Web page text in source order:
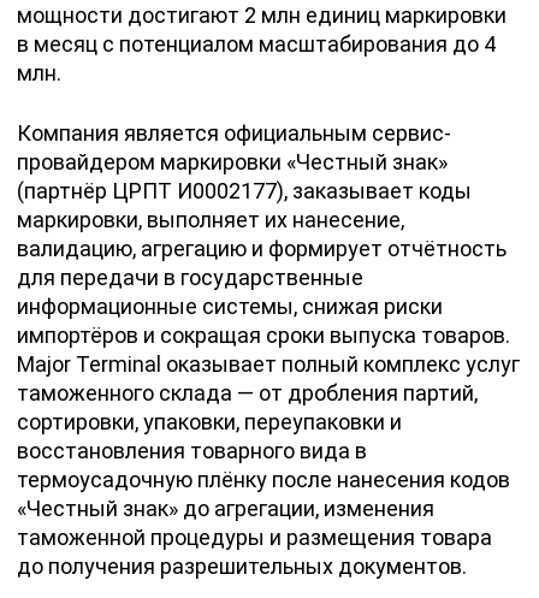
мощности достигают 2 млн единиц маркировки
в месяц с потенциалом масштабирования до 4
млн.
Компания является официальным сервис-
провайдером маркировки «Честный знак»
(партнёр ЦРПТ И0002177), заказывает коды
маркировки, выполняет их нанесение,
валидацию, агрегацию и формирует отчётность
для передачи в государственные
информационные системы, снижая риски
импортёров и сокращая сроки выпуска товаров.
Major Terminal оказывает полный комплекс услуг
таможенного склада — от дробления партий,
сортировки, упаковки, переупаковки и
восстановления товарного вида в
термоусадочную плёнку после нанесения кодов
«Честный знак» до агрегации, изменения
таможенной процедуры и размещения товара
до получения разрешительных документов.